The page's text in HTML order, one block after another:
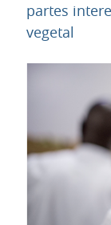
partes
vegetal